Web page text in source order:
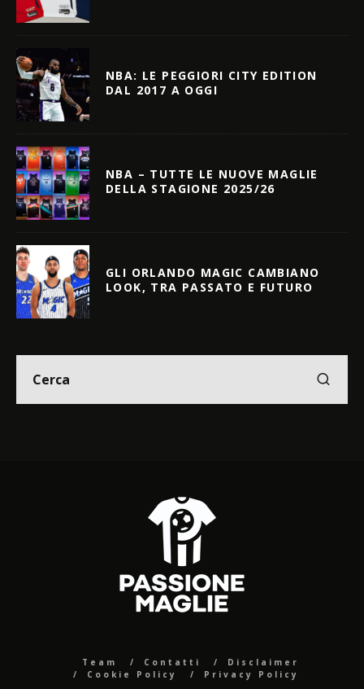
NBA: LE PEGGIORI CITY EDITION
DAL 2017 A OGGI
NBA – TUTTE LE NUOVE MAGLIE
DELLA STAGIONE 2025/26
GLI ORLANDO MAGIC CAMBIANO
LOOK, TRA PASSATO E FUTURO
Team Contatti
Disclaimer
Cookie Policy
Privacy Policy